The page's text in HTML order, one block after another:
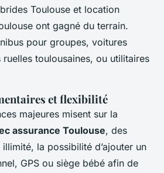
Toulouse et location
ont gagné du terrain.
pour groupes, voitures
toulousaines, ou utilitaires
et flexibilité
majeures misent sur la
assurance Toulouse, des
la possibilité d’ajouter un
GPS ou siège bébé afin de